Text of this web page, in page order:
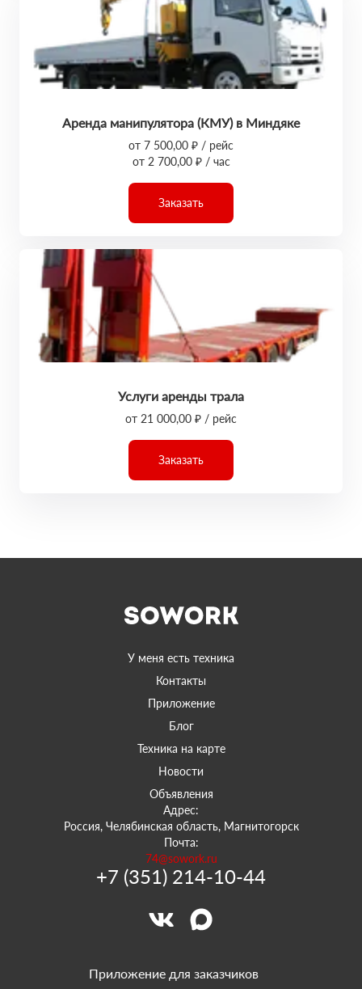
Аренда манипулятора (КМУ) в Миндяке
от 7 500,00 ₽ / рейс
от 2 700,00 ₽ / час
Заказать
Услуги аренды трала
от 21 000,00 ₽ / рейс
Заказать
У меня есть техника
Контакты
Приложение
Блог
Техника на карте
Новости
Объявления
Адрес:
Россия, Челябинская область, Магнитогорск
Почта:
74@sowork.ru
+7 (351) 214-10-44
Приложение для заказчиков